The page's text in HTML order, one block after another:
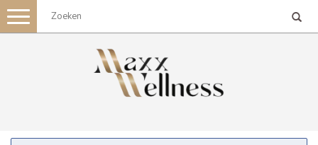
Toggle
navigation